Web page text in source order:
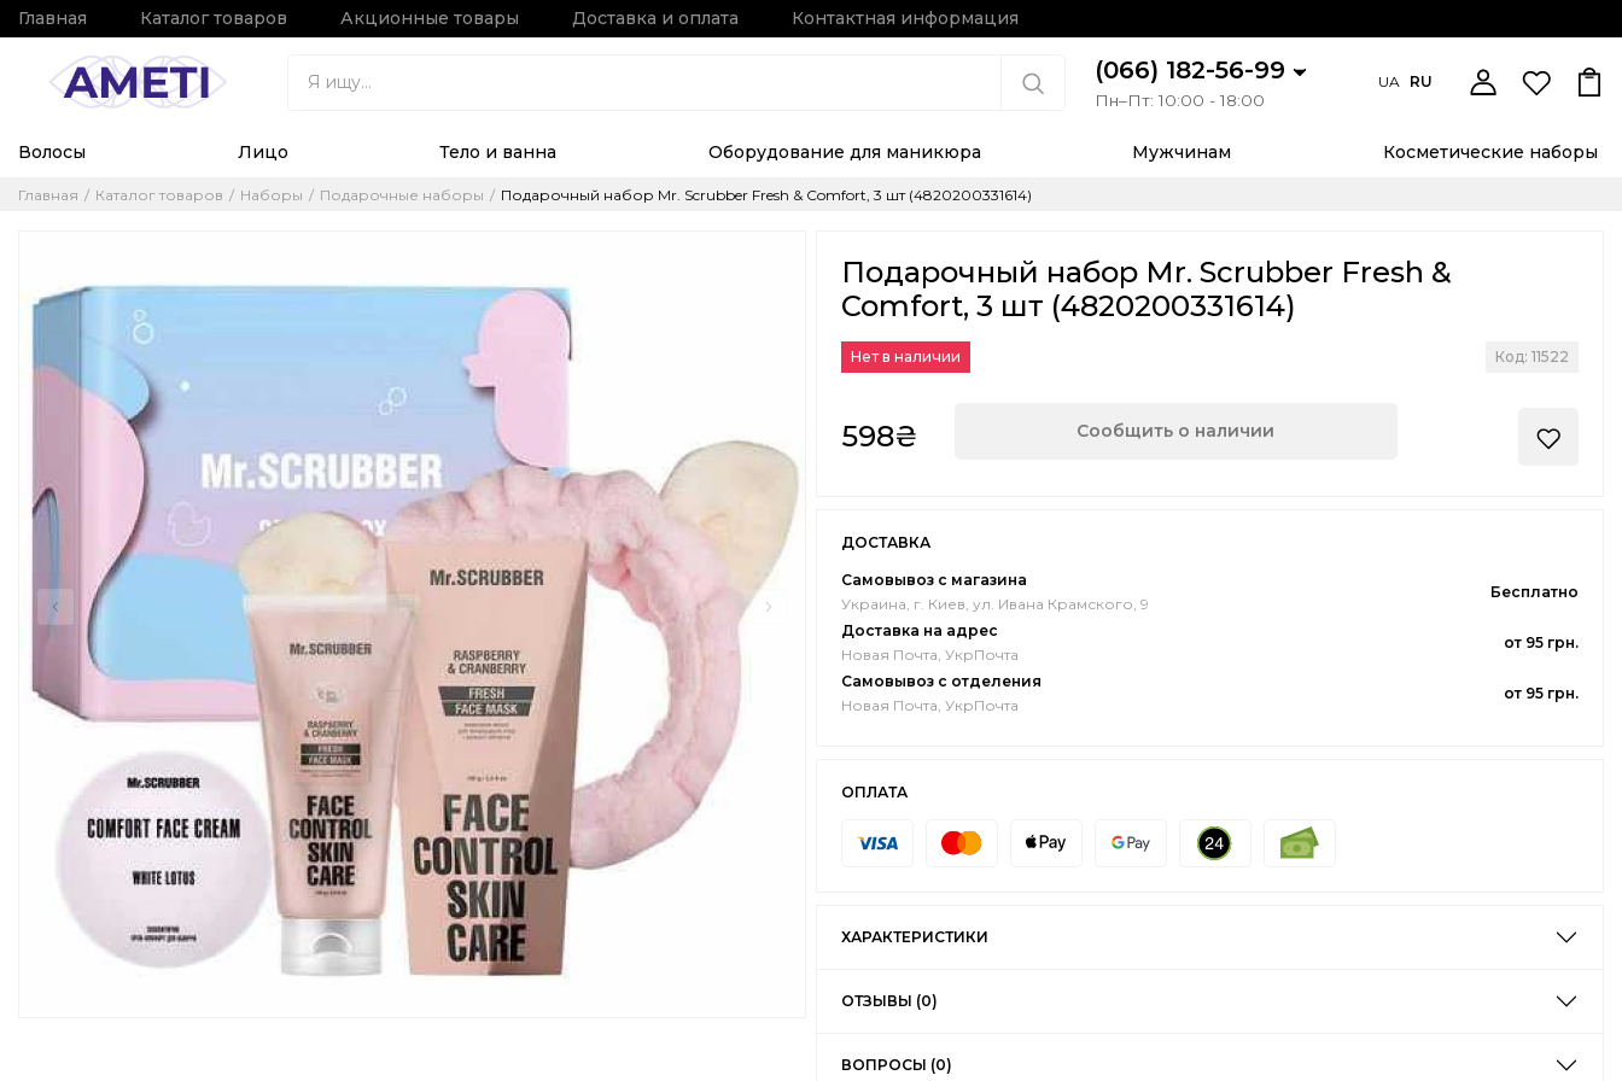
Главная Каталог товаров Акционные товары Доставка и оплата Контактная информация
(066) 182-56-99
Пн–Пт: 10:00 - 18:00
UA RU
Волосы Лицо Тело и ванна Оборудование для маникюра Мужчинам Косметические наборы
Главная Каталог товаров Наборы Подарочные наборы Подарочный набор Mr. Scrubber Fresh & Comfort, 3 шт (4820200331614)
Подарочный набор Mr. Scrubber Fresh &
Comfort, 3 шт (4820200331614)
Нет в наличии Код: 11522
598₴ Сообщить о наличии
ДОСТАВКА
Самовывоз с магазина
Украина, г. Киев, ул. Ивана Крамского, 9
Бесплатно
Доставка на адрес
Новая Почта, УкрПочта
от 95 грн.
Самовывоз с отделения
Новая Почта, УкрПочта
от 95 грн.
ОПЛАТА
ХАРАКТЕРИСТИКИ
ОТЗЫВЫ (0)
ВОПРОСЫ (0)